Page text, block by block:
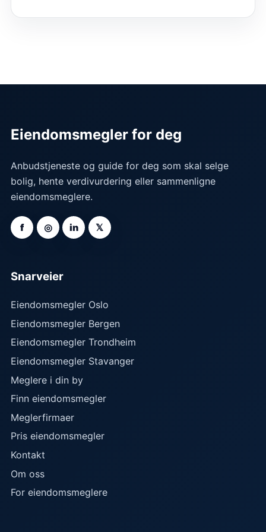
Eiendomsmegler for deg
Anbudstjeneste og guide for deg som skal selge
bolig, hente verdivurdering eller sammenligne
eiendomsmeglere.
f ◎ in 𝕏
Snarveier
Eiendomsmegler Oslo
Eiendomsmegler Bergen
Eiendomsmegler Trondheim
Eiendomsmegler Stavanger
Meglere i din by
Finn eiendomsmegler
Meglerfirmaer
Pris eiendomsmegler
Kontakt
Om oss
For eiendomsmeglere